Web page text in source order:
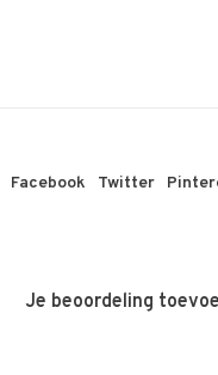
Facebook Twitter
Je beoordeling